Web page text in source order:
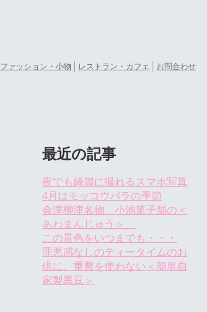
ファッション・小物 レストラン・カフェ お問合わせ
最近の記事
夜でも綺麗に撮れるスマホ写真
4月はモッコウバラの季節
会津柳津名物 小池菓子舗の＜
あわまんじゅう＞
この景色をいつまでも・・・
罪悪感なしのティータイムのお
供に。重曹を使わない＜簡単自
家製黒豆＞